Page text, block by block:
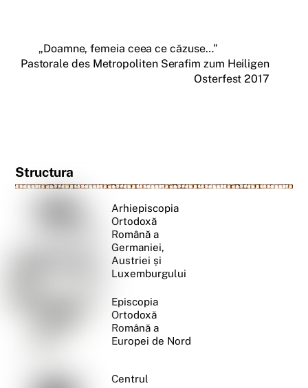
„Doamne, femeia ceea ce căzuse…”
Pastorale des Metropoliten Serafim zum Heiligen
Osterfest 2017
Structura
Arhiepiscopia
Ortodoxă
Română a
Germaniei,
Austriei și
Luxemburgului
Episcopia
Ortodoxă
Română a
Europei de Nord
Centrul